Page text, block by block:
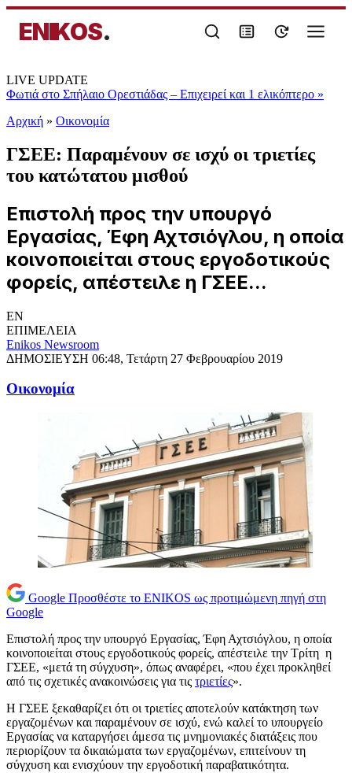
ENIKOS.
LIVE UPDATE
Φωτιά στο Σπήλαιο Ορεστιάδας – Επιχειρεί και 1 ελικόπτερο »
Αρχική » Oικονομία
ΓΣΕΕ: Παραμένουν σε ισχύ οι τριετίες
του κατώτατου μισθού
Επιστολή προς την υπουργό
Εργασίας, Έφη Αχτσιόγλου, η οποία
κοινοποιείται στους εργοδοτικούς
φορείς, απέστειλε η ΓΣΕΕ...
EN
ΕΠΙΜΕΛΕΙΑ
Enikos Newsroom
ΔΗΜΟΣΙΕΥΣΗ 06:48, Τετάρτη 27 Φεβρουαρίου 2019
Oικονομία
Google Προσθέστε το ENIKOS ως προτιμώμενη πηγή στη
Google
Επιστολή προς την υπουργό Εργασίας, Έφη Αχτσιόγλου, η οποία
κοινοποιείται στους εργοδοτικούς φορείς, απέστειλε την Τρίτη η
ΓΣΕΕ, «μετά τη σύγχυση», όπως αναφέρει, «που έχει προκληθεί
από τις σχετικές ανακοινώσεις για τις τριετίες».
Η ΓΣΕΕ ξεκαθαρίζει ότι οι τριετίες αποτελούν κατάκτηση των
εργαζομένων και παραμένουν σε ισχύ, ενώ καλεί το υπουργείο
Εργασίας να καταργήσει άμεσα τις μνημονιακές διατάξεις που
περιορίζουν τα δικαιώματα των εργαζομένων, επιτείνουν τη
σύγχυση και ενισχύουν την εργοδοτική παραβατικότητα.